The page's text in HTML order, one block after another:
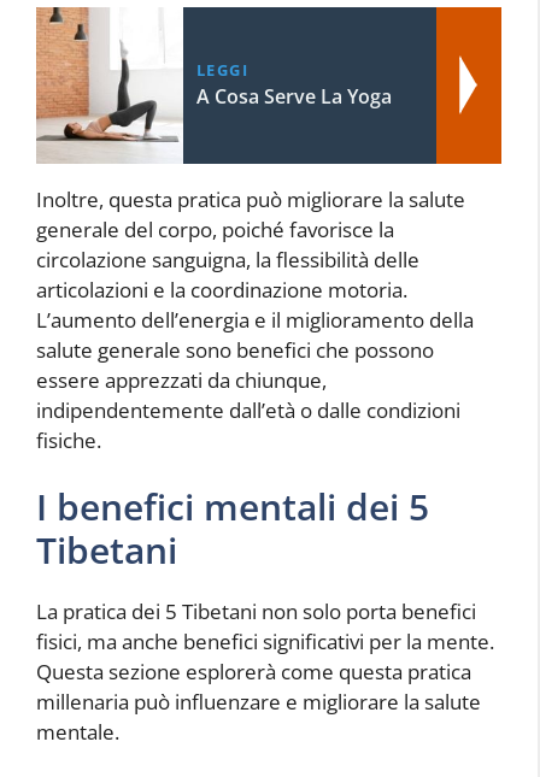
LEGGI
A Cosa Serve La Yoga
Inoltre, questa pratica può migliorare la salute
generale del corpo, poiché favorisce la
circolazione sanguigna, la flessibilità delle
articolazioni e la coordinazione motoria.
L’aumento dell’energia e il miglioramento della
salute generale sono benefici che possono
essere apprezzati da chiunque,
indipendentemente dall’età o dalle condizioni
fisiche.
I benefici mentali dei 5
Tibetani
La pratica dei 5 Tibetani non solo porta benefici
fisici, ma anche benefici significativi per la mente.
Questa sezione esplorerà come questa pratica
millenaria può influenzare e migliorare la salute
mentale.